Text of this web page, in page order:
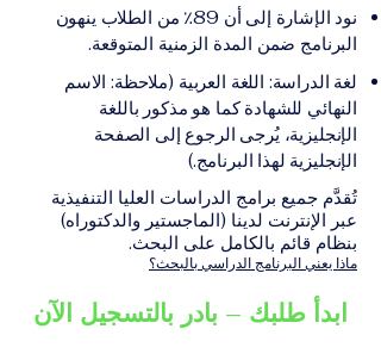
الإلكترونيقد يُطلب تقديم
مستندات إضافية حسب
البرنامج والمؤسسة التعليمية
الأكاديمية المناسبة للبرنامج،
والتي تصدر عن المؤسسة
التعليمية المسؤولة عن تقديم
البرنامج ضمن شبكة VBNN
Smart Education Group.
نود الإشارة إلى أن 89٪ من الطلاب ينهون
البرنامج ضمن المدة الزمنية المتوقعة.
لغة الدراسة: اللغة العربية (ملاحظة: الاسم
النهائي للشهادة كما هو مذكور باللغة
الإنجليزية، يُرجى الرجوع إلى الصفحة
الإنجليزية لهذا البرنامج.)
تُقدَّم جميع برامج الدراسات العليا التنفيذية
عبر الإنترنت لدينا (الماجستير والدكتوراه)
بنظام قائم بالكامل على البحث.
ماذا يعني البرنامج الدراسي بالبحث؟
ابدأ طلبك – بادر بالتسجيل الآن